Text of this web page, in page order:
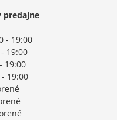
predajne
- 19:00
19:00
19:00
19:00